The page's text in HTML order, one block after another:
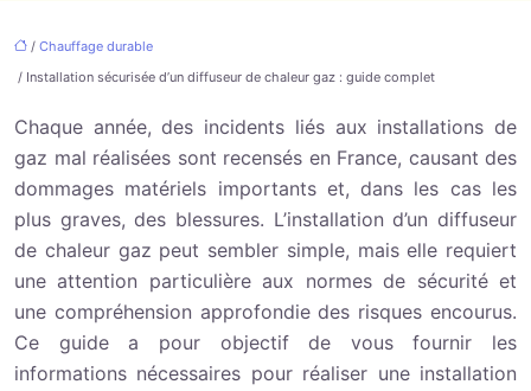
/ Chauffage durable
/ Installation sécurisée d’un diffuseur de chaleur gaz : guide complet
Chaque année, des incidents liés aux installations de
gaz mal réalisées sont recensés en France, causant des
dommages matériels importants et, dans les cas les
plus graves, des blessures. L’installation d’un diffuseur
de chaleur gaz peut sembler simple, mais elle requiert
une attention particulière aux normes de sécurité et
une compréhension approfondie des risques encourus.
Ce guide a pour objectif de vous fournir les
informations nécessaires pour réaliser une installation